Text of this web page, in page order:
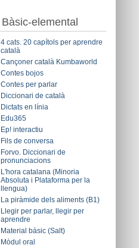
Bàsic-elemental
4 cats. 20 capítols per aprendre
català
Cançoner català Kumbaworld
Contes bojos
Contes per parlar
Diccionari de català
Dictats en línia
Edu365
Ep! interactiu
Fils de conversa
Forvo. Diccionari de
pronunciacions
L'hora catalana (Minoria
Absoluta i Plataforma per la
llengua)
La piràmide dels aliments (B1)
Llegir per parlar, llegir per
aprendre
Material bàsic (Salt)
Mòdul oral